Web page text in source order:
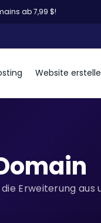
ab 7,99 $!
Website
Erweiterung aus